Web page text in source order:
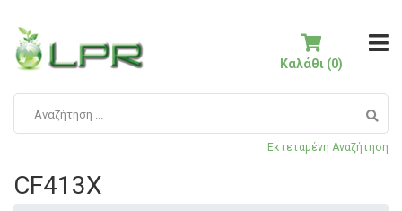
Εκτεταμένη Αναζήτηση
Καλάθι (0)
CF413X